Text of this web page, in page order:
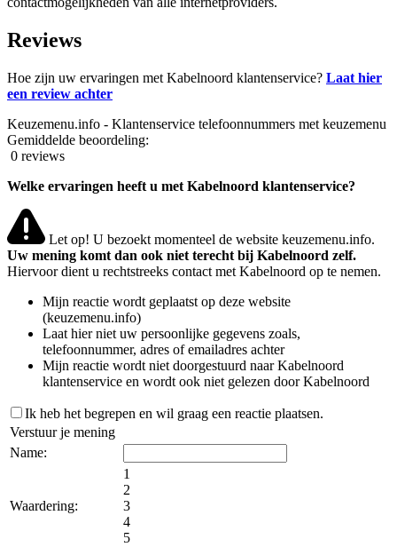
Reviews
Hoe zijn uw ervaringen met Kabelnoord klantenservice? Laat hier
een review achter
Keuzemenu.info - Klantenservice telefoonnummers met keuzemenu
Gemiddelde beoordeling:
0 reviews
Welke ervaringen heeft u met Kabelnoord klantenservice?
Let op! U bezoekt momenteel de website keuzemenu.info.
Uw mening komt dan ook niet terecht bij Kabelnoord zelf.
Hiervoor dient u rechtstreeks contact met Kabelnoord op te nemen.
Mijn reactie wordt geplaatst op deze website
(keuzemenu.info)
Laat hier niet uw persoonlijke gegevens zoals,
telefoonnummer, adres of emailadres achter
Mijn reactie wordt niet doorgestuurd naar Kabelnoord
klantenservice en wordt ook niet gelezen door Kabelnoord
Ik heb het begrepen en wil graag een reactie plaatsen.
Verstuur je mening
Name:
Waardering:
1
2
3
4
5